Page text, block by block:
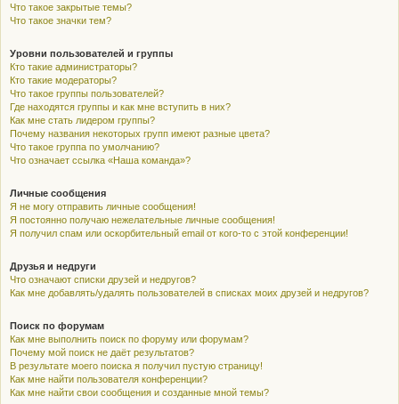
Что такое закрытые темы?
Что такое значки тем?
Уровни пользователей и группы
Кто такие администраторы?
Кто такие модераторы?
Что такое группы пользователей?
Где находятся группы и как мне вступить в них?
Как мне стать лидером группы?
Почему названия некоторых групп имеют разные цвета?
Что такое группа по умолчанию?
Что означает ссылка «Наша команда»?
Личные сообщения
Я не могу отправить личные сообщения!
Я постоянно получаю нежелательные личные сообщения!
Я получил спам или оскорбительный email от кого-то с этой конференции!
Друзья и недруги
Что означают списки друзей и недругов?
Как мне добавлять/удалять пользователей в списках моих друзей и недругов?
Поиск по форумам
Как мне выполнить поиск по форуму или форумам?
Почему мой поиск не даёт результатов?
В результате моего поиска я получил пустую страницу!
Как мне найти пользователя конференции?
Как мне найти свои сообщения и созданные мной темы?